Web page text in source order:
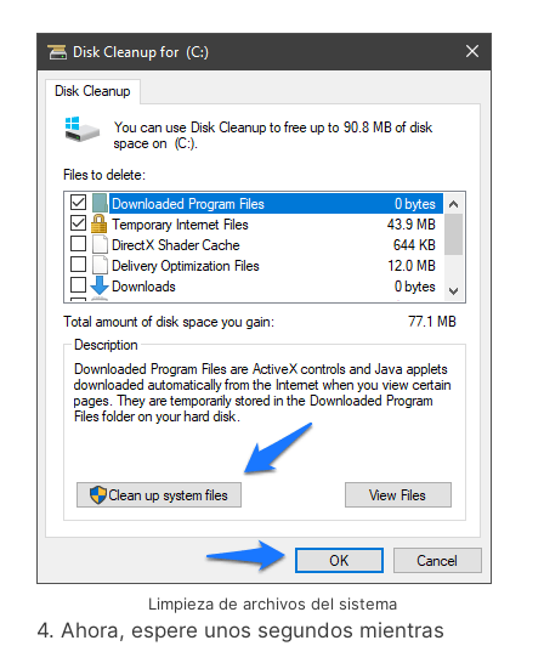
Limpieza de archivos del sistema
4. Ahora, espere unos segundos mientras